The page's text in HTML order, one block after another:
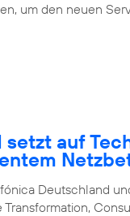
um den neuen
auf
Deutschland